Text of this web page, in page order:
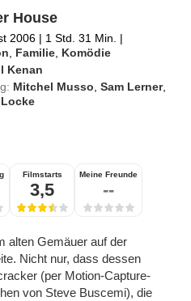
House
2006 | 1 Std. 31 Min. |
Familie Komödie
Kenan
Mitchel Musso ,Sam Lerner,
Filmstarts
3,5
Meine Freunde
--
alten Gemäuer auf der
Nicht nur, dass dessen
(per Motion-Capture-
von Steve Buscemi), die